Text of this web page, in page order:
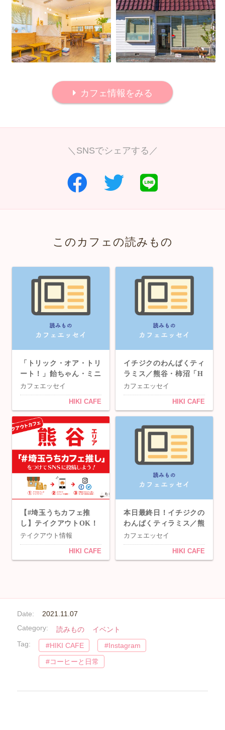
カフェ情報をみる
＼SNSでシェアする／
このカフェの読みもの
「トリック・オア・トリ
ート！」飴ちゃん・ミニ
スコーンプレゼント／熊
谷・柿沼「HIKI CAF
カフェエッセイ
HIKI CAFE
イチジクのわんぱくティ
ラミス／熊谷・柿沼「H
IKI CAFE」
カフェエッセイ
HIKI CAFE
【#埼玉うちカフェ推
し】テイクアウトOK！
なすてきカフェ（熊谷
編）
テイクアウト情報
HIKI CAFE
本日最終日！イチジクの
わんぱくティラミス／熊
谷・柿沼「HIKI CAF
E」
カフェエッセイ
HIKI CAFE
Date:
2021.11.07
Category:
読みもの
イベント
Tag:
HIKI CAFE
Instagram
コーヒーと日常